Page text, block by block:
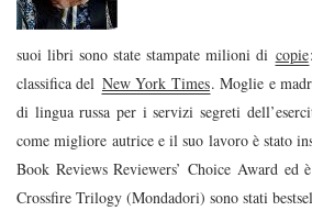
suoi libri sono state stampate milioni di copie
classifica del New York Times. Moglie e
di lingua russa per i servizi segreti
come migliore autrice e il suo lavoro è stato
Book Reviews Reviewers’ Choice Award
Crossfire Trilogy (Mondadori) sono stati